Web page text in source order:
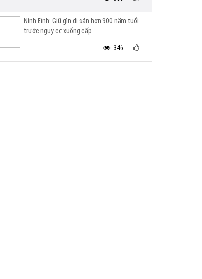
Ninh Bình: Giữ gìn di sản hơn 900 năm tuổi
trước nguy cơ xuống cấp
346